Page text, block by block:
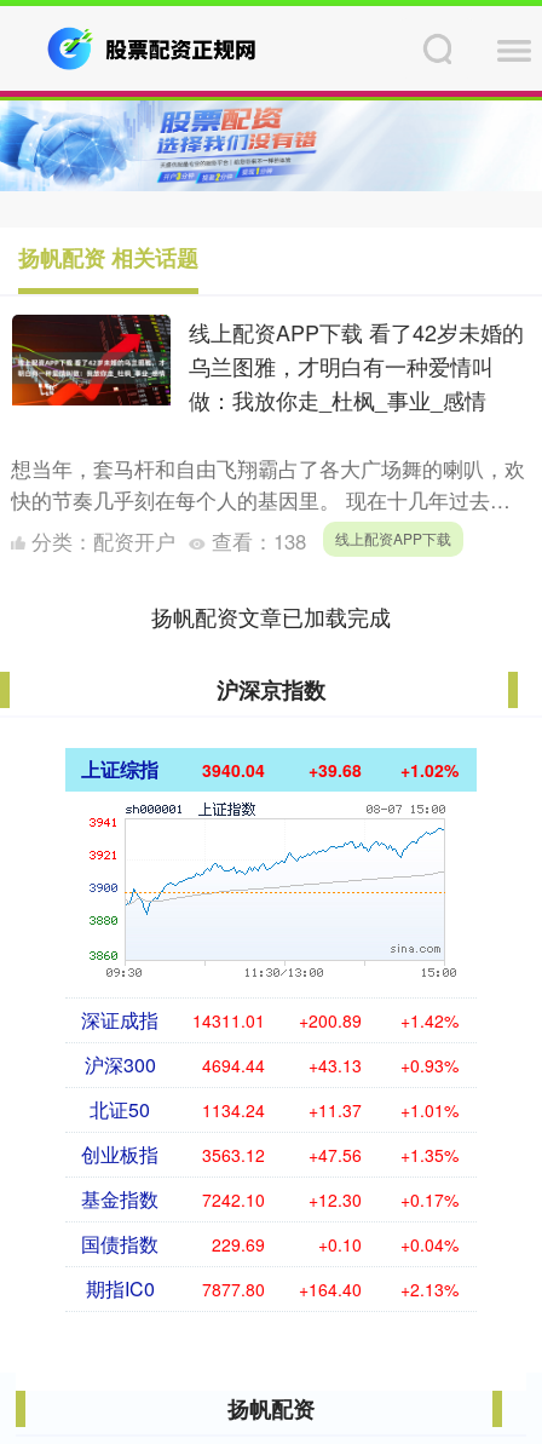
扬帆配资 相关话题
线上配资APP下载 看了42岁未婚的
乌兰图雅，才明白有一种爱情叫
做：我放你走_杜枫_事业_感情
想当年，套马杆和自由飞翔霸占了各大广场舞的喇叭，欢
快的节奏几乎刻在每个人的基因里。 现在十几年过去，
凤凰传奇的玲花、曾毅两人的爱情事业双丰收，堪称人生
赢家。 反....
分类： 配资开户 查看： 138 线上配资APP下载
扬帆配资文章已加载完成
沪深京指数
上证综指 3940.04 +39.68 +1.02%
深证成指 14311.01 +200.89 +1.42%
沪深300 4694.44 +43.13 +0.93%
北证50 1134.24 +11.37 +1.01%
创业板指 3563.12 +47.56 +1.35%
基金指数 7242.10 +12.30 +0.17%
国债指数 229.69 +0.10 +0.04%
期指IC0 7877.80 +164.40 +2.13%
扬帆配资